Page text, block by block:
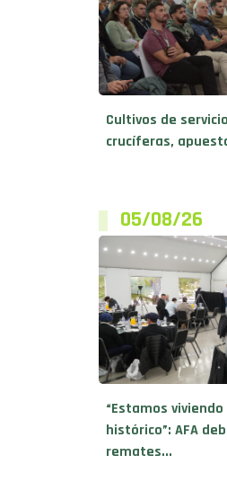
Cultivos de
crucíferas,
05/08/26
“Estamos
histórico”: AFA
remates...